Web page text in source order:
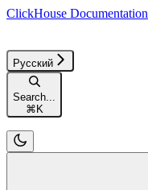
ClickHouse Documentation
Русский
Search...
⌘K